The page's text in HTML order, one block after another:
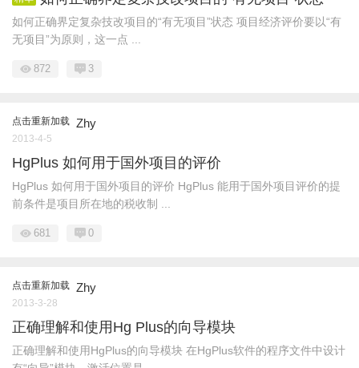
如何正确界定复杂技改项目的“有无项目”状态 项目经济评价要以“有
无项目”为原则，这一点 ...
872 3
点击重新加载 Zhy
2013-4-5
HgPlus 如何用于国外项目的评价
HgPlus 如何用于国外项目的评价 HgPlus 能用于国外项目评价的提
前条件是项目所在地的税收制 ...
681 0
点击重新加载 Zhy
2013-3-28
正确理解和使用Hg Plus的向导模块
正确理解和使用HgPlus的向导模块 在HgPlus软件的程序文件中设计